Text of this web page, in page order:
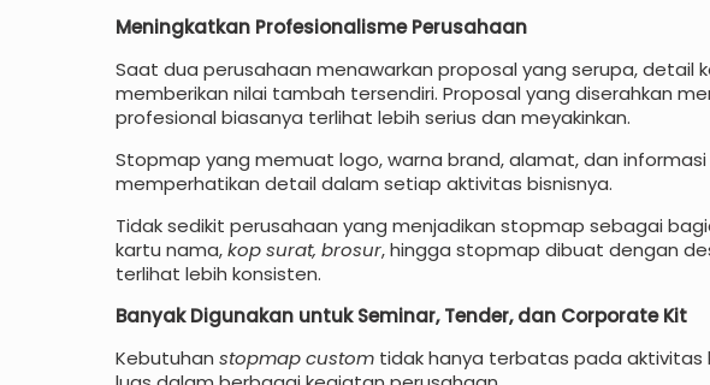
Meningkatkan Profesionalisme Perusahaan
Saat dua perusahaan menawarkan proposal yang serupa, detail
memberikan nilai tambah tersendiri. Proposal yang diserahkan
profesional biasanya terlihat lebih serius dan meyakinkan.
Stopmap yang memuat logo, warna brand, alamat, dan
memperhatikan detail dalam setiap aktivitas bisnisnya.
Tidak sedikit perusahaan yang menjadikan stopmap sebagai
kartu nama,kop surat, brosur, hingga stopmap dibuat dengan
terlihat lebih konsisten.
Banyak Digunakan untuk Seminar, Tender, dan Corporate Kit
Kebutuhan stopmap customtidak hanya terbatas pada aktivitas